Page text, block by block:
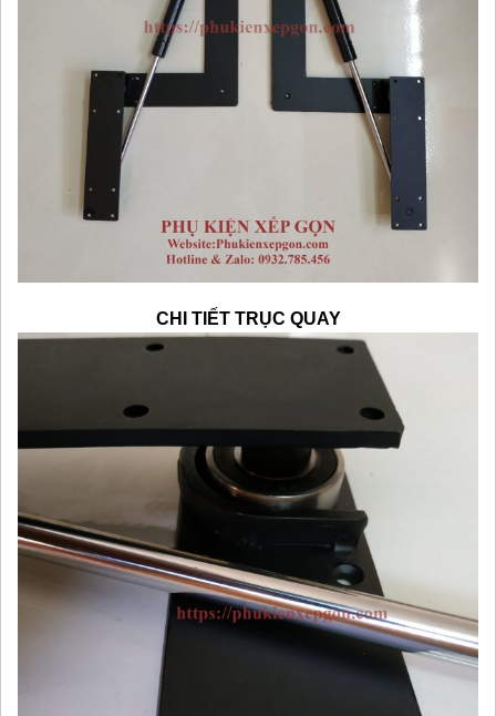
CHI TIẾT TRỤC QUAY